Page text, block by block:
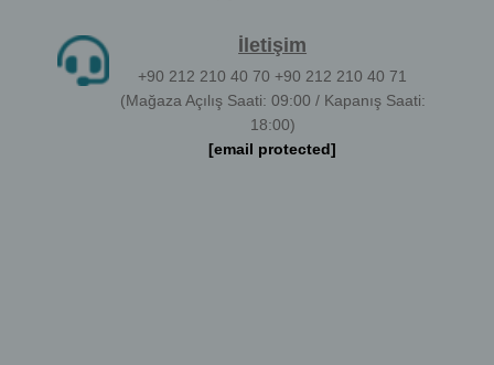
İletişim
+90 212 210 40 70 +90 212 210 40 71
(Mağaza Açılış Saati: 09:00 / Kapanış Saati:
18:00)
[email protected]